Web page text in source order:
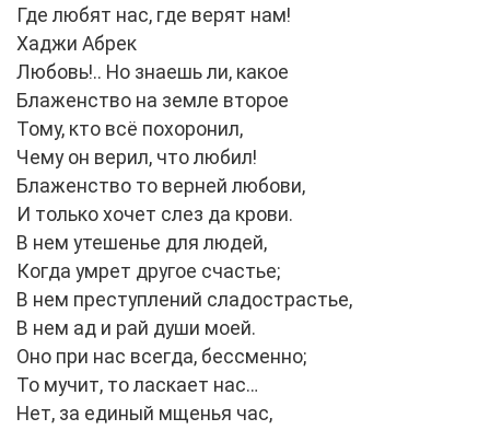
Где любят нас, где верят нам!
Хаджи Абрек
Любовь!.. Но знаешь ли, какое
Блаженство на земле второе
Тому, кто всё похоронил,
Чему он верил, что любил!
Блаженство то верней любови,
И только хочет слез да крови.
В нем утешенье для людей,
Когда умрет другое счастье;
В нем преступлений сладострастье,
В нем ад и рай души моей.
Оно при нас всегда, бессменно;
То мучит, то ласкает нас…
Нет, за единый мщенья час,